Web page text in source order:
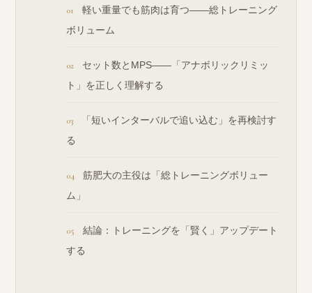
軽い重量でも筋肉は育つ——総トレーニング
ボリューム
セット数とMPS——「アナボリックリミッ
ト」を正しく理解する
「短いインターバルで追い込む」を再検討す
る
筋肥大の主役は「総トレーニングボリュー
ム」
結論：トレーニングを「賢く」アップデート
する